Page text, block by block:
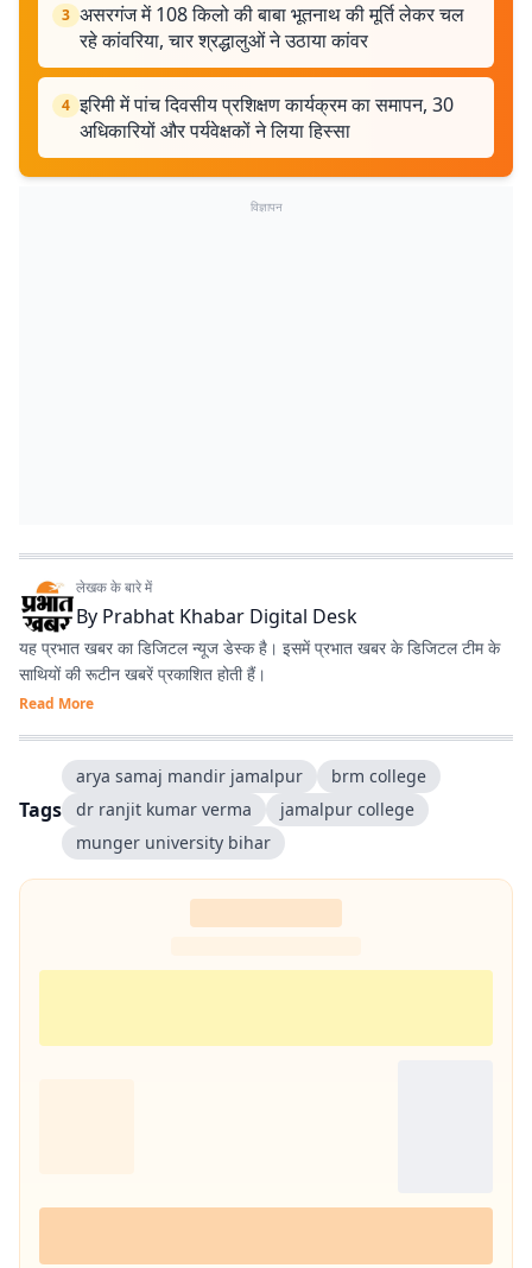
3 असरगंज में 108 किलो की बाबा भूतनाथ की मूर्ति लेकर चल
रहे कांवरिया, चार श्रद्धालुओं ने उठाया कांवर
4 इरिमी में पांच दिवसीय प्रशिक्षण कार्यक्रम का समापन, 30
अधिकारियों और पर्यवेक्षकों ने लिया हिस्सा
विज्ञापन
लेखक के बारे में
By Prabhat Khabar Digital Desk
यह प्रभात खबर का डिजिटल न्यूज डेस्क है। इसमें प्रभात खबर के डिजिटल टीम के
साथियों की रूटीन खबरें प्रकाशित होती हैं।
Read More
Tags
arya samaj mandir jamalpur
brm college
dr ranjit kumar verma
jamalpur college
munger university bihar